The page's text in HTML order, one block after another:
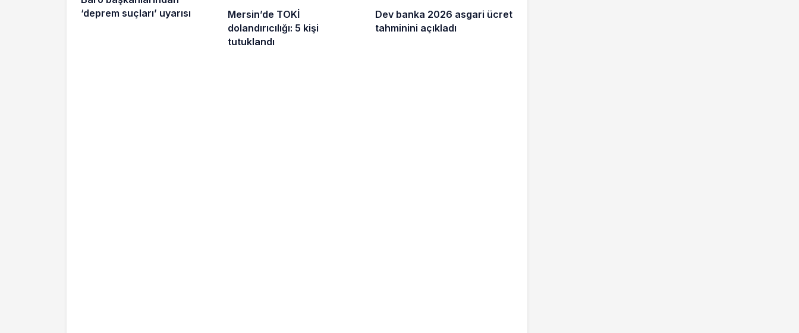
‘deprem suçları’ uyarısı
Mersin’de TOKİ
dolandırıcılığı: 5 kişi
tutuklandı
Dev banka 2026 asgari ücret
tahminini açıkladı